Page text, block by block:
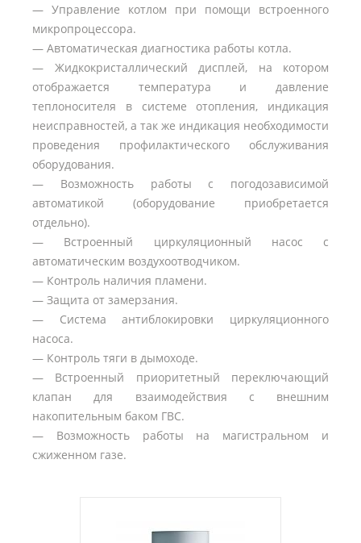
— Управление котлом при помощи встроенного
микропроцессора.
— Автоматическая диагностика работы котла.
— Жидкокристаллический дисплей, на котором
отображается температура и давление
теплоносителя в системе отопления, индикация
неисправностей, а так же индикация необходимости
проведения профилактического обслуживания
оборудования.
— Возможность работы с погодозависимой
автоматикой (оборудование приобретается
отдельно).
— Встроенный циркуляционный насос с
автоматическим воздухоотводчиком.
— Контроль наличия пламени.
— Защита от замерзания.
— Система антиблокировки циркуляционного
насоса.
— Контроль тяги в дымоходе.
— Встроенный приоритетный переключающий
клапан для взаимодействия с внешним
накопительным баком ГВС.
— Возможность работы на магистральном и
сжиженном газе.